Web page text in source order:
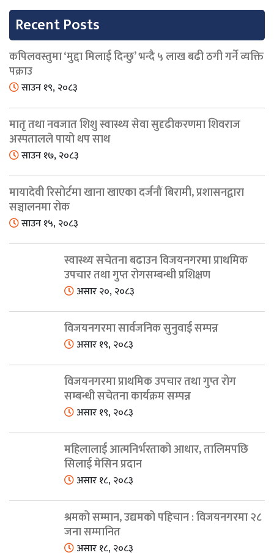
Recent Posts
कपिलवस्तुमा ‘मुद्दा मिलाई दिन्छु’ भन्दै ५ लाख बढी ठगी गर्ने व्यक्ति
पक्राउ
साउन १९, २०८३
मातृ तथा नवजात शिशु स्वास्थ्य सेवा सुदृढीकरणमा शिवराज
अस्पतालले पायो थप साथ
साउन १७, २०८३
मायादेवी रिसोर्टमा खाना खाएका दर्जनौं बिरामी, प्रशासनद्वारा
सञ्चालनमा रोक
साउन १५, २०८३
स्वास्थ्य सचेतना बढाउन विजयनगरमा प्राथमिक
उपचार तथा गुप्त रोगसम्बन्धी प्रशिक्षण
असार २०, २०८३
विजयनगरमा सार्वजनिक सुनुवाई सम्पन्न
असार १९, २०८३
विजयनगरमा प्राथमिक उपचार तथा गुप्त रोग
सम्बन्धी सचेतना कार्यक्रम सम्पन्न
असार १९, २०८३
महिलालाई आत्मनिर्भरताको आधार, तालिमपछि
सिलाई मेसिन प्रदान
असार १८, २०८३
श्रमको सम्मान, उद्यमको पहिचान : विजयनगरमा २८
जना सम्मानित
असार १८, २०८३